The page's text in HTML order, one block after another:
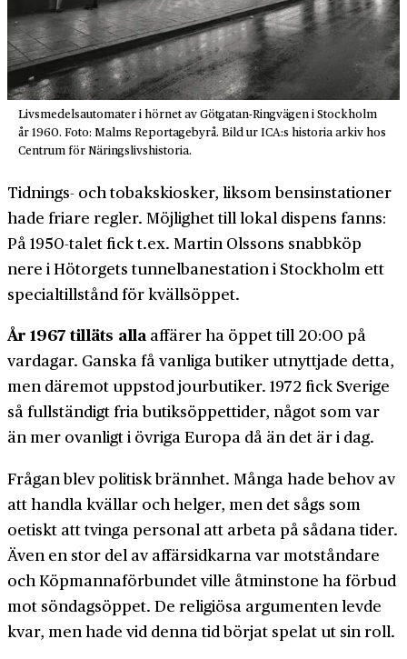
Livsmedelsautomater i hörnet av Götgatan-Ringvägen i Stockholm
år 1960. Foto: Malms Reportagebyrå. Bild ur ICA:s historia arkiv hos
Centrum för Näringslivshistoria.
Tidnings- och tobaks­kiosker, liksom bensin­stationer
hade friare regler. Möjlighet till lokal dispens fanns:
På 1950-talet fick t.ex. Martin Olssons snabbköp
nere i Hötorgets tunnel­banestation i Stockholm ett
special­tillstånd för kvälls­öppet.
År 1967 tilläts allaaffärer ha öppet till 20:00 på
vardagar. Ganska få vanliga butiker utnyttjade detta,
men däremot uppstod jour­butiker. 1972 fick Sverige
så full­ständigt fria butiks­öppettider, något som var
än mer ovanligt i övriga Europa då än det är i dag.
Frågan blev politisk brännhet. Många hade behov av
att handla kvällar och helger, men det sågs som
oetiskt att tvinga personal att arbeta på sådana tider.
Även en stor del av affärs­idkarna var mot­ståndare
och Köpmanna­för­bundet ville åtminstone ha förbud
mot söndags­öppet. De religiösa argumenten levde
kvar, men hade vid denna tid börjat spelat ut sin roll.